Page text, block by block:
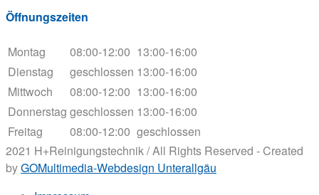
Öffnungszeiten
Montag 08:00-12:00 13:00-16:00
Dienstag
geschlossen 13:00-16:00
Mittwoch
08:00-12:00 13:00-16:00
Donnerstag geschlossen 13:00-16:00
Freitag
08:00-12:00 geschlossen
2021 H+Reinigungstechnik / All Rights Reserved - Created
byGOMultimedia-Webdesign Unterallgäu